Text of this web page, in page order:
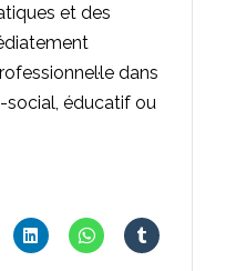
et des
dans
social, éducatif ou